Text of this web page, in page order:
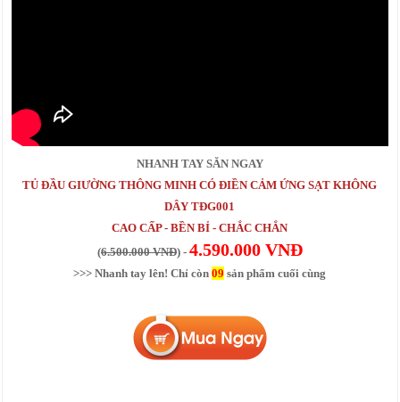
NHANH TAY SĂN NGAY
TỦ ĐẦU GIƯỜNG THÔNG MINH CÓ ĐIỀN CẢM ỨNG SẠT KHÔNG
DÂY TĐG001
CAO CẤP - BỀN BỈ - CHẮC CHẮN
(6.500.000 VNĐ) - 4.590.000 VNĐ
>>> Nhanh tay lên! Chỉ còn09 sản phẩm cuối cùng